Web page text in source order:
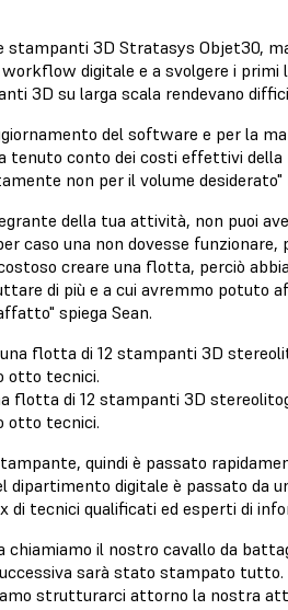
stampanti 3D Stratasys Objet30,
digitale e a svolgere i
3D su larga scala rendevano
del software e per la
tenuto conto dei costi effettivi della
non per il volume desiderato"
della tua attività, non puoi
caso una non dovesse
creare una flotta, perciò
di più e a cui avremmo potuto
spiega Sean.
flotta di 12 stampanti 3D
otto tecnici.
quindi è passato
dipartimento digitale è passato da
di tecnici qualificati ed esperti di
chiamiamo il nostro cavallo da
sarà stato stampato
strutturarci attorno la nostra